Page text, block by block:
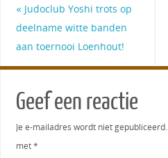
« Judoclub Yoshi trots op
deelname witte banden
aan toernooi Loenhout!
Geef een reactie
Je e-mailadres wordt niet gepubliceerd.
met*